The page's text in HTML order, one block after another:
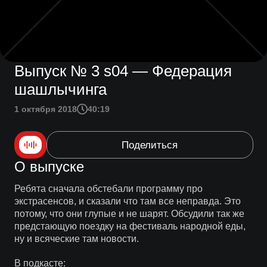
Выпуск № 3 s04 — Федерация
шашлычинга
1 октября 2018 40:19
Поделиться
О выпуске
Ребята сначала обстебали программу про
экстрасенсов, и сказали что там все неправда. Это
потому, что они глупые и не шарят. Обсудили так же
предстающую поездку на фестиваль народной еды,
ну и всяческие там новости.
В подкасте: